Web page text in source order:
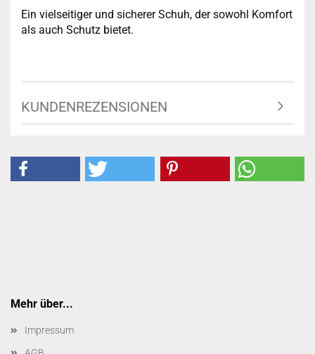
Ein vielseitiger und sicherer Schuh, der sowohl Komfort
als auch Schutz bietet.
KUNDENREZENSIONEN
Mehr über...
Impressum